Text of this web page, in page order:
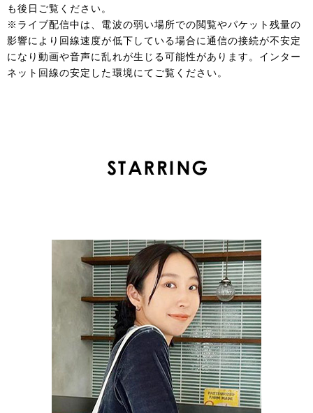
も後日ご覧ください。
※ライブ配信中は、電波の弱い場所での閲覧やパケット残量の
影響により回線速度が低下している場合に通信の接続が不安定
になり動画や音声に乱れが生じる可能性があります。インター
ネット回線の安定した環境にてご覧ください。